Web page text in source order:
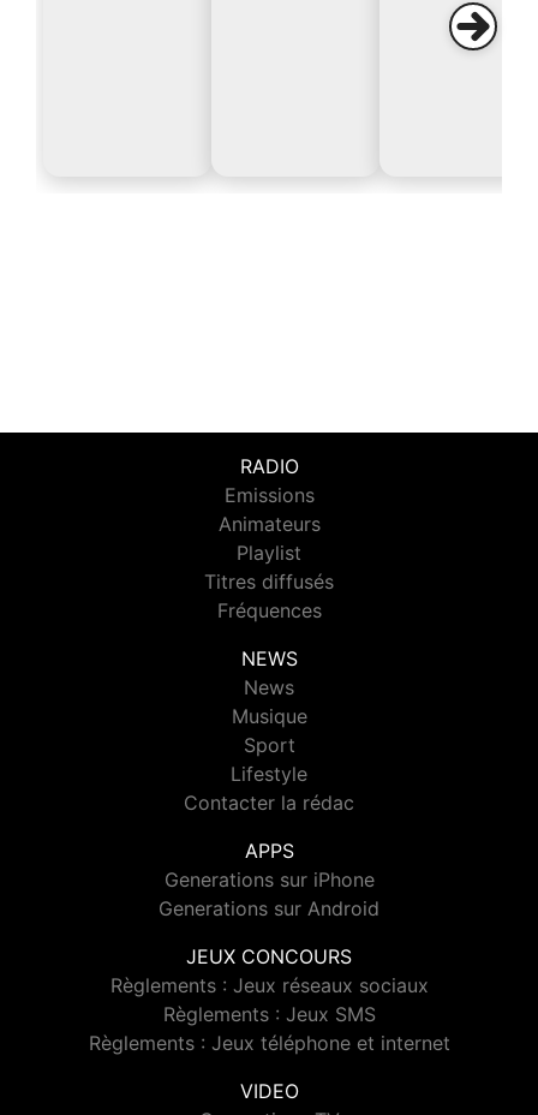
RADIO
Emissions
Animateurs
Playlist
Titres diffusés
Fréquences
NEWS
News
Musique
Sport
Lifestyle
Contacter la rédac
APPS
Generations sur iPhone
Generations sur Android
JEUX CONCOURS
Règlements : Jeux réseaux sociaux
Règlements : Jeux SMS
Règlements : Jeux téléphone et internet
VIDEO